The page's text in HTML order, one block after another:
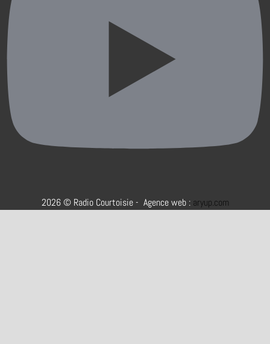
2026 © Radio Courtoisie - Agence web : aryup.com